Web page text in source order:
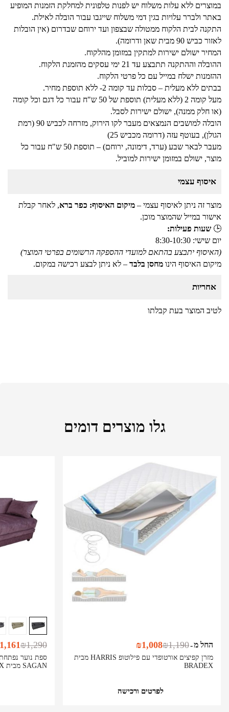
במוצרים ללא עלות משלוח יש לפנות טלפונית למחלקת הזמנות המופיע
באתר ולברר עלויות בגין דמי משלוח שייגבו עבור הובלה לאילת.
התקנה לבית הלקוח ממטולה שבצפון ועד ירוחם שבדרום (אין הובלות
לאזור כביש 90 מבית שאן ודרומה).
המחיר ישולם ישירות למתקין במזומן מהלקוח.
ההובלה וההתקנה תתבצע עד 21 ימי עסקים מהזמנת הלקוח.
ההזמנות ישלח במייל עם כל פרטי הלקוח.
בבתים ללא מעלית – סבלות עד קומה 2- ללא תוספת מחיר.
מעל קומה 2 (ללא מעלית) תוספת של 50 ש"ח עבור כל דגם וכל קומה
(או חלק ממנה), ישולם ישירות לסבל.
הובלה למושבים הנמצאים מעבר לקו הירוק, מזרחה לכביש 90 (רמת
הגולן), בעוטף עזה (דרומה מכביש 25)
מעבר לבאר שבע (ערד, דימונה, ירוחם) – תוספת 50 ש"ח עבור כל
מוצר, ישולם במזומן ישירות למוביל.
איסוף עצמי
מוצר זה ניתן לאיסוף עצמי – מיקום האיסוף: כפר ברא, לאחר קבלת
אישור במייל שהמוצר מוכן.
🕒 שעות פעילות:
יום שישי: 8:30-10:30
(האיסוף יתבצע בהתאם למועדי ההספקה הרשומים בפרטי המוצר)
מיקום האיסוף הינו מחסן בלבד – לא ניתן לבצע רכישה במקום.
אחריות
לטיב המוצר בעת קבלתו
גלו מוצרים דומים
מזרן קפיצים אורטופדי עם פילוטופ HARRIS מבית
BRADEX
החל מ-
₪1,190
₪1,008
לפרטים ורכישה
ספת נוער
SAGAN מבית BRADEX
₪1,290